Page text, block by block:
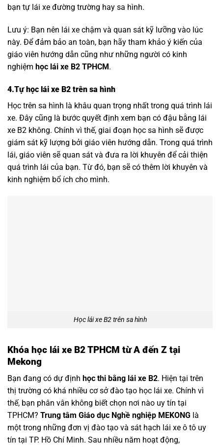
bạn tự lái xe đường trường hay sa hình.
Lưu ý: Bạn nên lái xe chậm và quan sát kỹ lưỡng vào lúc
này. Để đảm bảo an toàn, bạn hãy tham khảo ý kiến của
giáo viên hướng dẫn cũng như những người có kinh
nghiệm học lái xe B2 TPHCM.
4.Tự học lái xe B2 trên sa hình
Học trên sa hình là khâu quan trọng nhất trong quá trình lái
xe. Đây cũng là bước quyết định xem bạn có đậu bằng lái
xe B2 không. Chính vì thế, giai đoạn học sa hình sẽ được
giám sát kỹ lượng bởi giáo viên hướng dẫn. Trong quá trình
lái, giáo viên sẽ quan sát và đưa ra lời khuyên để cải thiện
quá trình lái của bạn. Từ đó, bạn sẽ có thêm lời khuyên và
kinh nghiệm bổ ích cho mình.
Học lái xe B2 trên sa hình
Khóa học lái xe B2 TPHCM từ A đến Z tại
Mekong
Bạn đang có dự định học thi bằng lái xe B2. Hiện tại trên
thị trường có khá nhiều cơ sở đào tạo học lái xe. Chính vì
thế, bạn phân vân không biết chọn nơi nào uy tín tại
TPHCM? Trung tâm Giáo dục Nghề nghiệp MEKONG là
một trong những đơn vị đào tạo và sát hạch lái xe ô tô uy
tín tại TP. Hồ Chí Minh. Sau nhiều năm hoạt động,